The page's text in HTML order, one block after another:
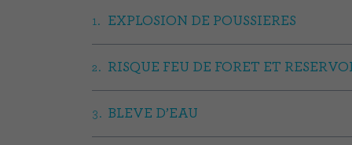
EXPLOSION DE POUSSIERES
RISQUE FEU DE FORET ET
BLEVE D’EAU